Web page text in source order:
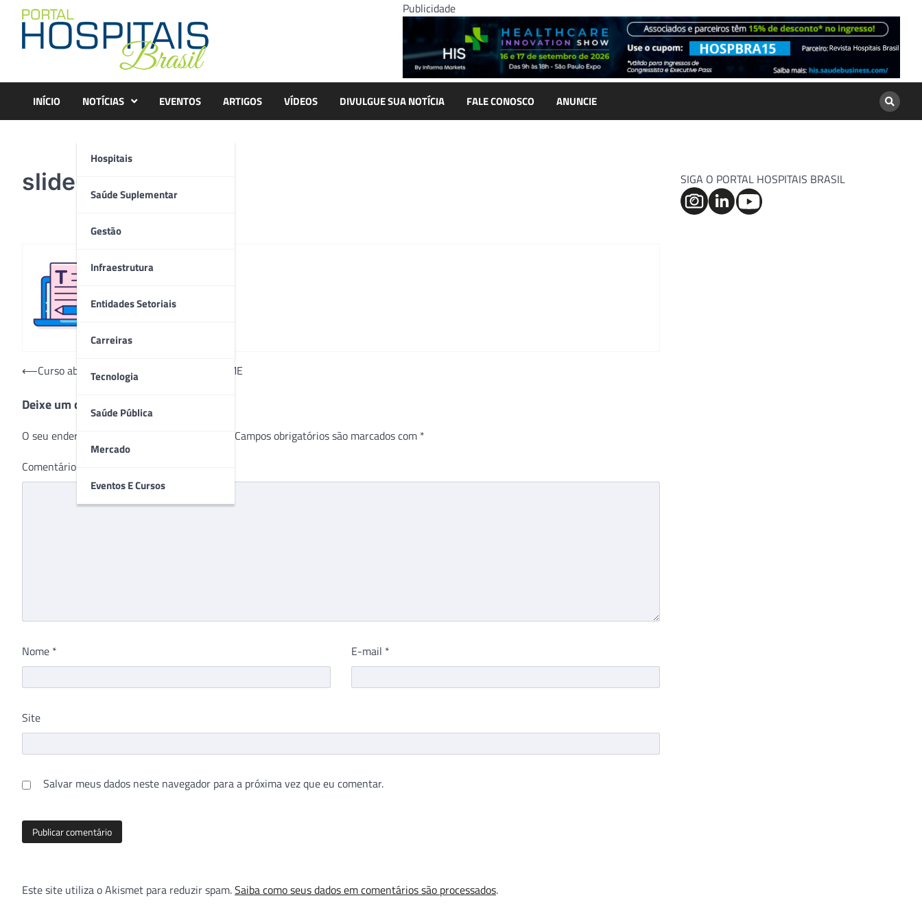
content
Publicidade
INÍCIO NOTÍCIAS
Hospitais
Saúde Suplementar
Gestão
Infraestrutura
Entidades Setoriais
Carreiras
Tecnologia
Saúde Pública
Mercado
Eventos E Cursos
EVENTOS ARTIGOS VÍDEOS DIVULGUE SUA NOTÍCIA FALE CONOSCO ANUNCIE
slide03a
Navegação
Post
⟵Curso aborda excelência na gestão de OPME
Deixe um comentário
O seu endereço de e-mail não será publicado. Campos obrigatórios são marcados com *
Comentário
Nome * E-mail *
Site
Salvar meus dados neste navegador para a próxima vez que eu comentar.
Este site utiliza o Akismet para reduzir spam.Saiba como seus dados em comentários são processados.
SIGA O PORTAL HOSPITAIS BRASIL